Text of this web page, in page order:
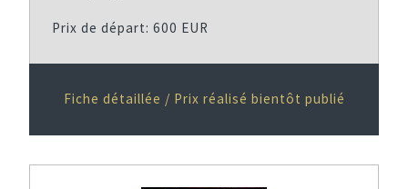
Prix de départ: 600 EUR
Fiche détaillée / Prix réalisé bientôt publié